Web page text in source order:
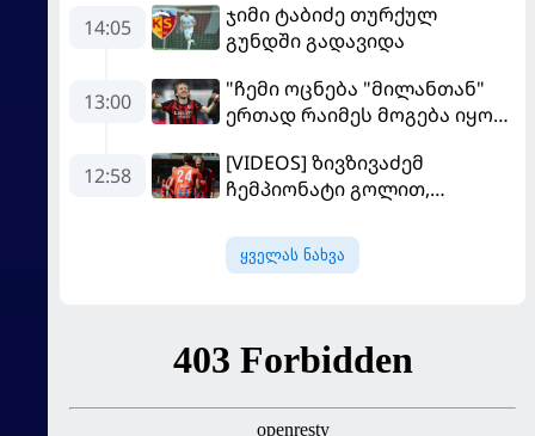
14:05
ჯიმი ტაბიძე თურქულ
გუნდში გადავიდა
13:00
"ჩემი ოცნება "მილანთან"
ერთად რაიმეს მოგება იყო" -
თავის მისიაზე ისაუბრა
12:58
[VIDEOS] ზივზივაძემ
ჩემპიონატი გოლით,
გამარჯვებით დაიწყო
ყველას ნახვა